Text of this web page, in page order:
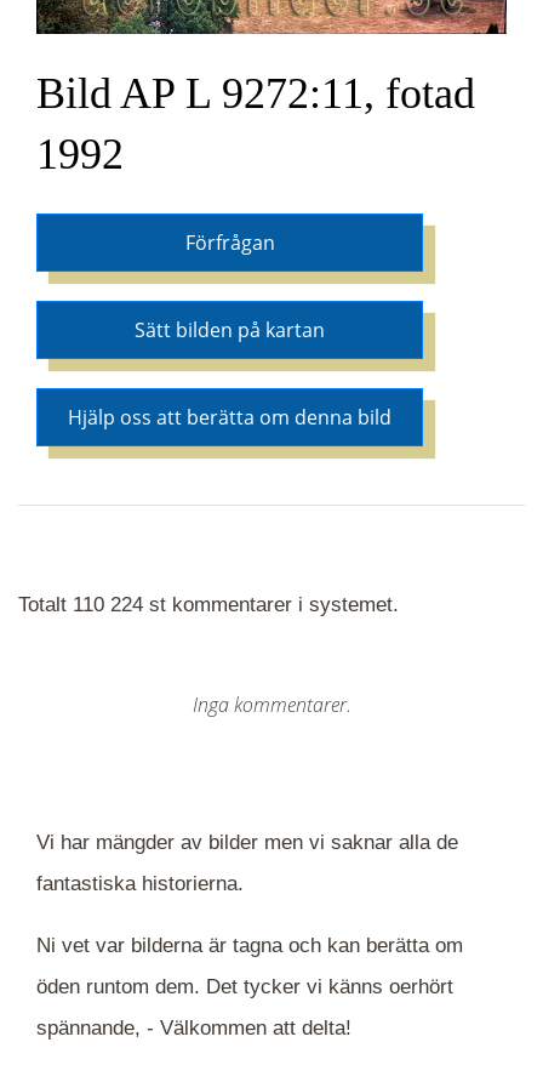
Bild AP L 9272:11, fotad
1992
Förfrågan
Sätt bilden på kartan
Hjälp oss att berätta om denna bild
Totalt 110 224 st kommentarer i systemet.
Inga kommentarer.
Vi har mängder av bilder men vi saknar alla de
fantastiska historierna.
Ni vet var bilderna är tagna och kan berätta om
öden runtom dem. Det tycker vi känns oerhört
spännande, - Välkommen att delta!